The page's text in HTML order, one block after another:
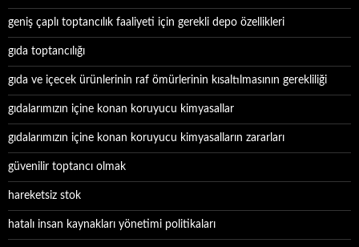
geniş çaplı toptancılık faaliyeti için gerekli depo özellikleri
gıda toptancılığı
gıda ve içecek ürünlerinin raf ömürlerinin kısaltılmasının gerekliliği
gıdalarımızın içine konan koruyucu kimyasallar
gıdalarımızın içine konan koruyucu kimyasalların zararları
güvenilir toptancı olmak
hareketsiz stok
hatalı insan kaynakları yönetimi politikaları